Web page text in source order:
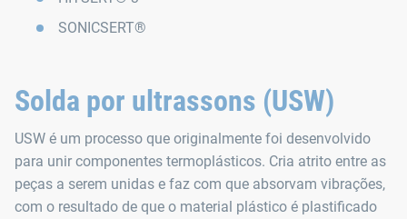
SONICSERT®
Solda por ultrassons (USW)
USW é um processo que originalmente foi desenvolvido
para unir componentes termoplásticos. Cria atrito entre as
peças a serem unidas e faz com que absorvam vibrações,
com o resultado de que o material plástico é plastificado